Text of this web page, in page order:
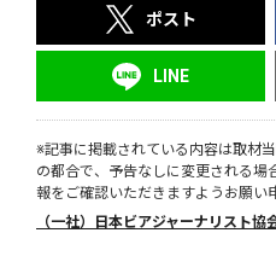
ポスト
LINE
※記事に掲載されている内容は取材
の都合で、予告なしに変更される
報をご確認いただきますようお願い
（一社）日本ビアジャーナリスト協